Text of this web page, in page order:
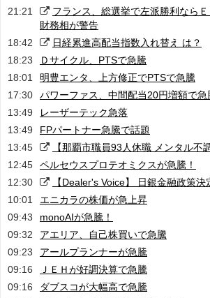
21:21
フランス、総選挙で左派勝利なら
財務相が警告
18:42
日経累進高配当指数入れ替え は？
18:23
Ｄサイクル、PTSで急騰
18:01
明豊エンタ、上方修正でPTSで急騰
17:30
パワーファス、中間配当20円増額で急
13:49
レーザーテック急落
13:49
FPパートナー急騰で話題
13:45
【那覇市職員93人休職 メンタル不調
12:45
ペルセウスプロテオミクスが急騰！
12:30
【Dealer's Voice】 日銀金融政策
10:01
エニカラの株価が急上昇
09:43
monoAIが急騰！
09:32
アエリア、自己株買いで急騰
09:23
アールプランナーが急騰
09:16
ＪＥＨが好調決算で急騰
09:16
ダブスコが大幅高で急騰